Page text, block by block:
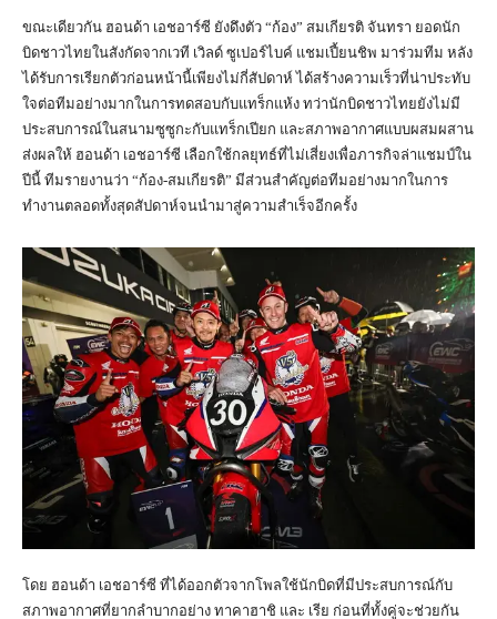
ขณะเดียวกัน ฮอนด้า เอชอาร์ซี ยังดึงตัว “ก้อง” สมเกียรติ จันทรา ยอดนัก
บิดชาวไทยในสังกัดจากเวที เวิลด์ ซูเปอร์ไบค์ แชมเปี้ยนชิพ มาร่วมทีม หลัง
ได้รับการเรียกตัวก่อนหน้านี้เพียงไม่กี่สัปดาห์ ได้สร้างความเร็วที่น่าประทับ
ใจต่อทีมอย่างมากในการทดสอบกับแทร็กแห้ง ทว่านักบิดชาวไทยยังไม่มี
ประสบการณ์ในสนามซูซูกะกับแทร็กเปียก และสภาพอากาศแบบผสมผสาน
ส่งผลให้ ฮอนด้า เอชอาร์ซี เลือกใช้กลยุทธ์ที่ไม่เสี่ยงเพื่อภารกิจล่าแชมป์ใน
ปีนี้ ทีมรายงานว่า “ก้อง-สมเกียรติ” มีส่วนสำคัญต่อทีมอย่างมากในการ
ทำงานตลอดทั้งสุดสัปดาห์จนนำมาสู่ความสำเร็จอีกครั้ง
โดย ฮอนด้า เอชอาร์ซี ที่ได้ออกตัวจากโพลใช้นักบิดที่มีประสบการณ์กับ
สภาพอากาศที่ยากลำบากอย่าง ทาคาฮาชิ และ เรีย ก่อนที่ทั้งคู่จะช่วยกัน